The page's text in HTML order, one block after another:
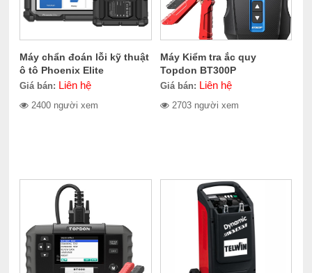
Máy chẩn đoán lỗi kỹ thuật
ô tô Phoenix Elite
Giá bán: Liên hệ
2400 người xem
Máy Kiểm tra ắc quy
Topdon BT300P
Giá bán: Liên hệ
2703 người xem